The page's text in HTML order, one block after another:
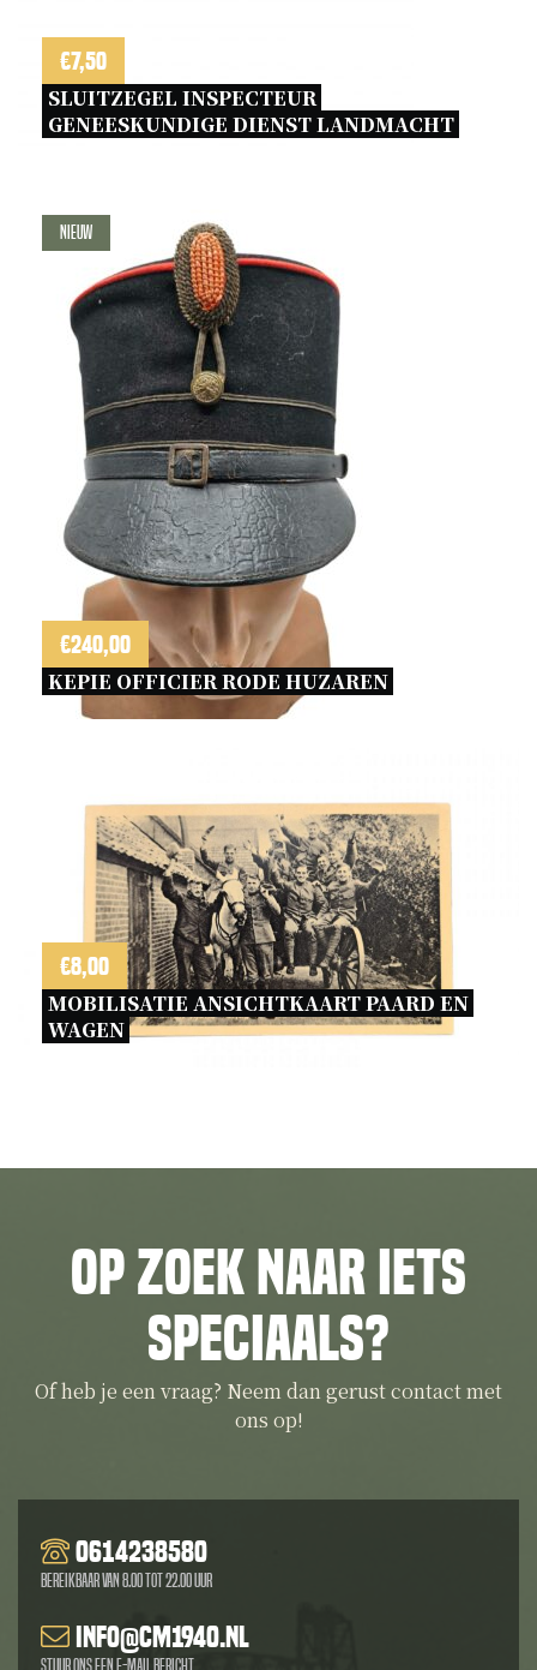
€7,50
SLUITZEGEL INSPECTEUR
GENEESKUNDIGE DIENST LANDMACHT
Nieuw
€240,00
KEPIE OFFICIER RODE HUZAREN
€8,00
MOBILISATIE ANSICHTKAART PAARD EN
WAGEN
Op zoek naar iets
speciaals?
Of heb je een vraag? Neem dan gerust contact met
ons op!
0614238580
Bereikbaar van 8.00 tot 22.00 uur
info@cm1940.nl